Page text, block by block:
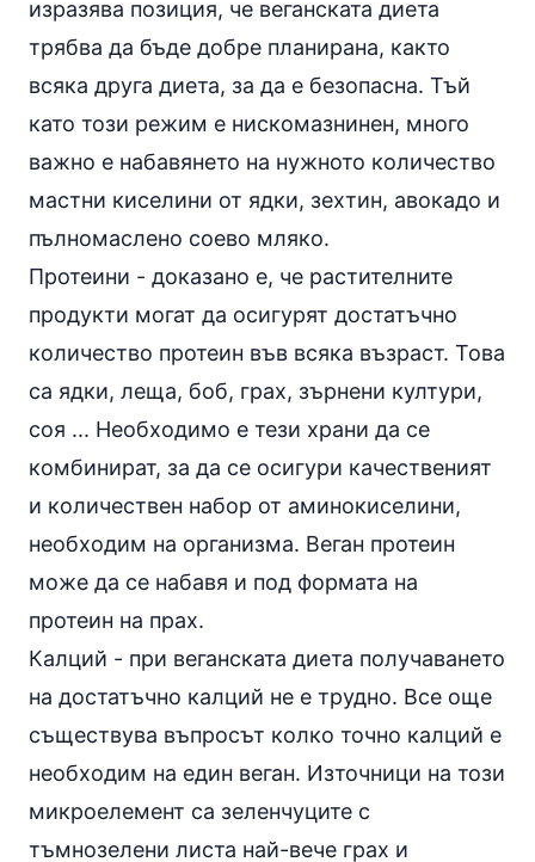
изразява позиция, че веганската диета
трябва да бъде добре планирана, както
всяка друга диета, за да е безопасна. Тъй
като този режим е нискомазнинен, много
важно е набавянето на нужното количество
мастни киселини от ядки, зехтин, авокадо и
пълномаслено соево мляко.
Протеини - доказано е, че растителните
продукти могат да осигурят достатъчно
количество протеин във всяка възраст. Това
са ядки, леща, боб, грах, зърнени култури,
соя ... Необходимо е тези храни да се
комбинират, за да се осигури качественият
и количествен набор от аминокиселини,
необходим на организма. Веган протеин
може да се набавя и под формата на
протеин на прах.
Калций - при веганската диета получаването
на достатъчно калций не е трудно. Все още
съществува въпросът колко точно калций е
необходим на един веган. Източници на този
микроелемент са зеленчуците с
тъмнозелени листа най-вече грах и